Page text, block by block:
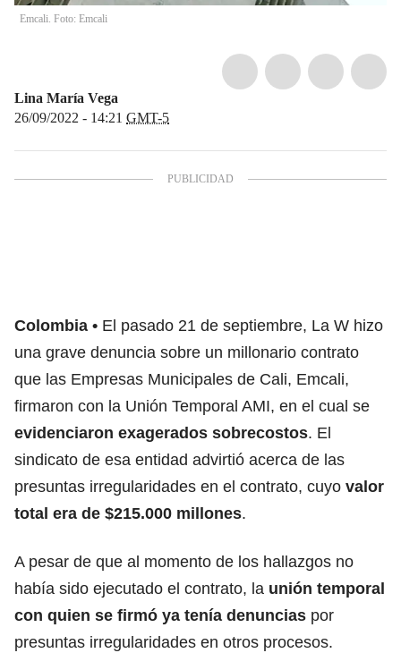
Emcali. Foto: Emcali
Lina María Vega
26/09/2022 - 14:21 GMT-5
Colombia
El pasado 21 de septiembre, La W hizo
una grave denuncia sobre un millonario contrato
que las Empresas Municipales de Cali, Emcali,
firmaron con la Unión Temporal AMI, en el cual se
evidenciaron exagerados sobrecostos. El
sindicato de esa entidad advirtió acerca de las
presuntas irregularidades en el contrato, cuyo valor
total era de $215.000 millones.
A pesar de que al momento de los hallazgos no
había sido ejecutado el contrato, la unión temporal
con quien se firmó ya tenía denuncias por
presuntas irregularidades en otros procesos.